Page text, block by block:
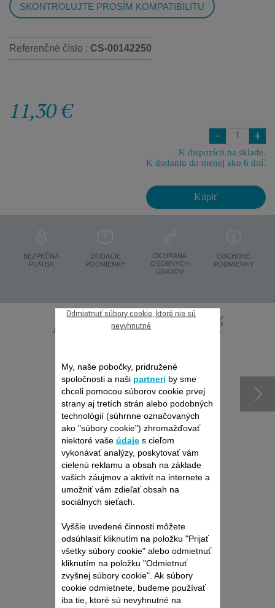
SKONTROLUJTE PROSÍM KOMPATIBILITU
Referenčné číslo : CS-00142250
11,30 €
- +
K dispozícii na sklade.
K dodaniu do menej ako 6 dní.
Kúpiť
BEZPEČNÁ
PLATBA
DODACIE
PODMIENKY
OCHRANA
OSOBNYCH
ÚDAJOV
OBCHDNÉ
PODMIENKY
Ďalšie odporúčané
príslušenstvo
NADSTAVEC NA
OBLASŤ PLAVIEK CS-
00121609
Prekvapujúce výsledky
K dispozícii na sklade.
4,10 €
My, naše pobočky, pridružené
spoločnosti a naši partneri by sme
chceli pomocou súborov cookie prvej
strany aj tretích strán alebo podobných
technológií (súhrnne označovaných
ako "súbory cookie") zhromažďovať
niektoré vaše údajes cieľom
vykonávať analýzy, poskytovať vám
cielenú reklamu a obsah na základe
vašich záujmov a aktivít na internete a
umožniť vám zdieľať obsah na
sociálnych sieťach.
Vyššie uvedené činnosti môžete
odsúhlasiť kliknutím na položku "Prijať
všetky súbory cookie" alebo odmietnuť
kliknutím na položku "Odmietnuť
zvyšnej súbory cookie". Ak súbory
cookie odmietnete, budeme používať
iba tie, ktoré sú nevyhnutné na
Odmietnuť súbory cookie, ktoré nie sú
nevyhnutné